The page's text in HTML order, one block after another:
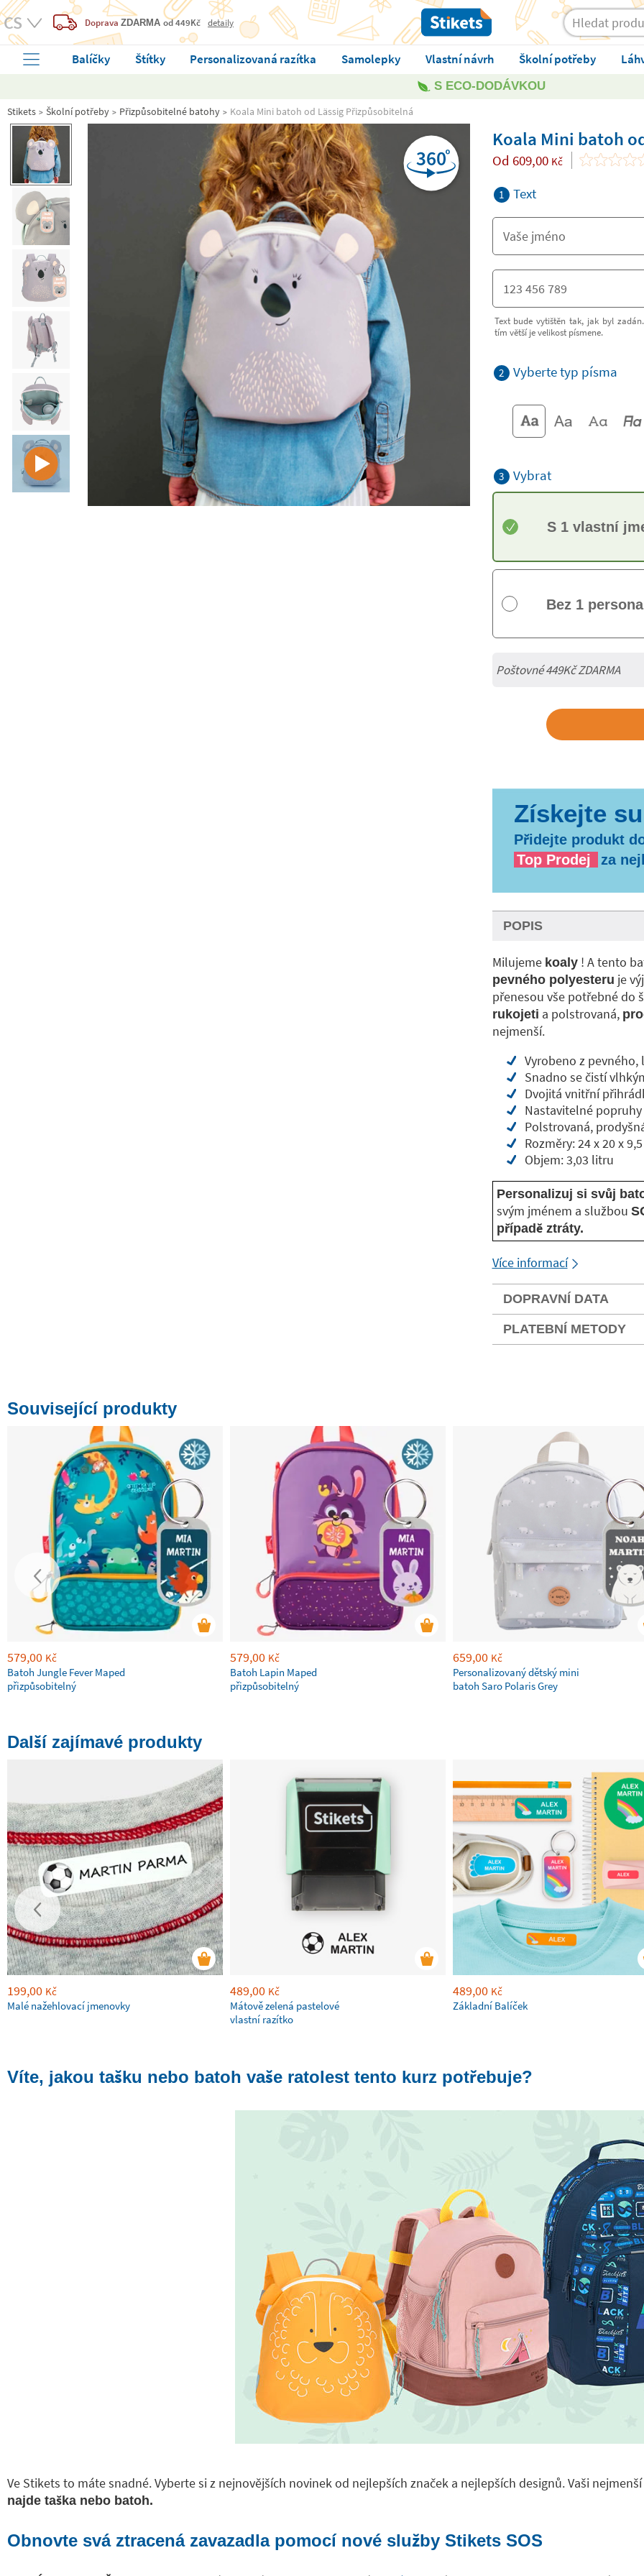
Doprava ZDARMA od 449Kč detaily
Balíčky Štítky Personalizovaná razítka Samolepky Vlastní návrh Školní potřeby
S ECO-DODÁVKOU
Stikets Školní potřeby Přizpůsobitelné batohy Koala Mini batoh od Lässig Přizpůsobitelná
Koala Mini batoh
Od 609,00 Kč
1 Text
Text bude vytištěn tak, jak byl
tím větší je velikost písmene.
2 Vyberte typ písma
3 Vybrat
S 1 vlastní
Bez 1
Poštovné 449Kč ZDARMA
Přidejte produkt
Top Prodej
za
POPIS
Milujeme koaly! A tento
pevného polyesteru je
přenesou vše potřebné do
rukojeti a polstrovaná,
nejmenší.
Vyrobeno z
Snadno se čistí
Dvojitá vnitřní
Nastavitelné popruhy
Polstrovaná,
Rozměry: 24 x 20 x
Objem: 3,03 litru
Personalizuj si svůj
svým jménem a službou
případě ztráty.
Více informací
DOPRAVNÍ DATA
PLATEBNÍ METODY
Související produkty
579,00 Kč
Batoh Jungle Fever Maped
přizpůsobitelný
579,00 Kč
Batoh Lapin Maped
přizpůsobitelný
659,00 Kč
Personalizovaný dětský mini
batoh Saro Polaris Grey
Další zajímavé produkty
199,00 Kč
Malé nažehlovací jmenovky
489,00 Kč
Mátově zelená pastelové
vlastní razítko
489,00 Kč
Základní Balíček
Víte, jakou tašku nebo batoh vaše ratolest tento kurz potřebuje?
Ve Stikets to máte snadné. Vyberte si z nejnovějších novinek od nejlepších značek a nejlepších designů. Vaši
najde taška nebo batoh.
Obnovte svá ztracená zavazadla pomocí nové služby Stikets SOS